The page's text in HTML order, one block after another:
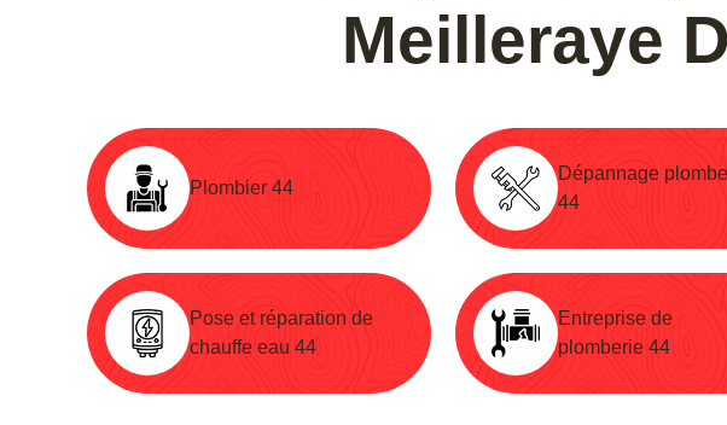
Meilleraye
Plombier 44
Dépannage
44
Pose et réparation de
chauffe eau 44
Entreprise de
plomberie 44